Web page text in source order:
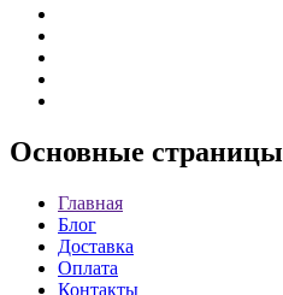
Основные страницы
Главная
Блог
Доставка
Оплата
Контакты